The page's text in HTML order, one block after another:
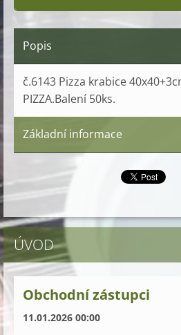
Popis
č.6143 Pizza krabice
PIZZA.Balení 50ks.
Základní informace
ÚVOD
Obchodní zástupci
11.01.2026 00:00